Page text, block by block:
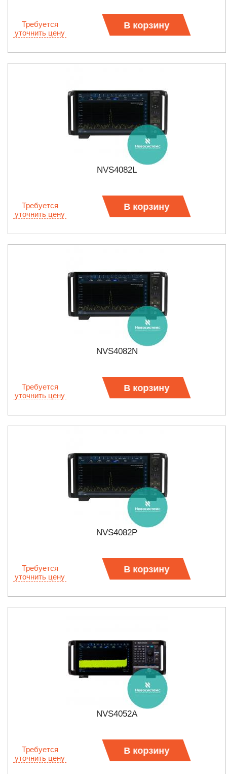
Требуется
уточнить цену
В корзину
NVS4082L
Требуется
уточнить цену
В корзину
NVS4082N
Требуется
уточнить цену
В корзину
NVS4082P
Требуется
уточнить цену
В корзину
NVS4052A
Требуется
уточнить цену
В корзину